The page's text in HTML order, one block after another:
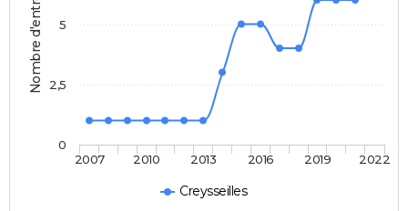
Creysseilles
2007 2010 2013 2016 2019 2022
0
2,5
5